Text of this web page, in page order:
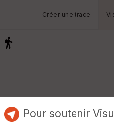
Créer une trace
Pour soutenir